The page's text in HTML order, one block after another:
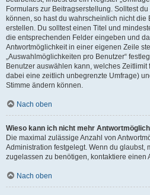
Formulars zur Beitragserstellung. Solltest
können, so hast du wahrscheinlich nicht die
erstellen. Du solltest einen Titel und
die entsprechenden Felder eingeben und
Antwortmöglichkeit in einer eigenen Zeile
„Auswahlmöglichkeiten pro Benutzer“
Benutzer auswählen kann, welches
dabei eine zeitlich unbegrenzte Umfrage)
Stimme ändern können.
Nach oben
Wieso kann ich nicht mehr
Die maximal zulässige Anzahl von
Administration festgelegt. Wenn du glaubst,
zugelassen zu benötigen, kontaktiere einen
Nach oben